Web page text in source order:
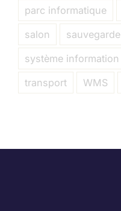
parc informatique
salon
sauvegarde
système information
transport
WMS